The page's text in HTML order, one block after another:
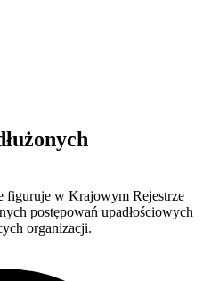
figuruje w Krajowym Rejestrze
postępowań upadłościowych
organizacji.